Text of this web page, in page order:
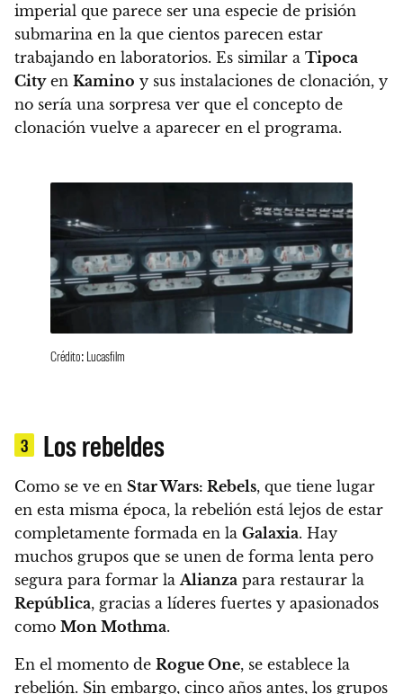
imperial que parece ser una especie de prisión
submarina en la que cientos parecen estar
trabajando en laboratorios. Es similar a Tipoca
Cityen Kamino y sus instalaciones de clonación, y
no sería una sorpresa ver que el concepto de
clonación vuelve a aparecer en el programa.
Crédito: Lucasfilm
3 Los rebeldes
Como se ve en Star Wars: Rebels, que tiene lugar
en esta misma época, la rebelión está lejos de estar
completamente formada en la Galaxia. Hay
muchos grupos que se unen de forma lenta pero
segura para formar la Alianza para restaurar la
República, gracias a líderes fuertes y apasionados
como Mon Mothma.
En el momento de Rogue One, se establece la
rebelión. Sin embargo, cinco años antes, los grupos